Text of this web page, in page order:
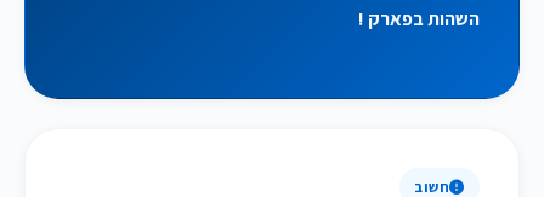
השהות בפארק !
חשוב